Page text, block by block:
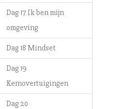
Dag 17 Ik ben mijn
omgeving
Dag 18 Mindset
Dag 19
Kernovertuigingen
Dag 20